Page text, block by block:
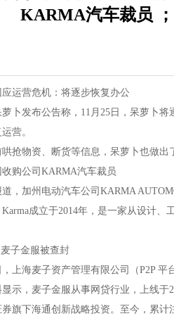
KARMA汽车裁员
营危机：将逐步恢复办公
发布公告称，11月25日，呆萝卜将
营。
物资、断货等信息，呆萝卜也做出
公司KARMA汽车裁员
加州电动汽车公司KARMA
成立于2014年，是一家从设计、
子金服被查封
海麦子资产管理有限公司（P2P 平
，麦子金服从事网贷行业，上线于
旗下海通创新战略投资。至今，累